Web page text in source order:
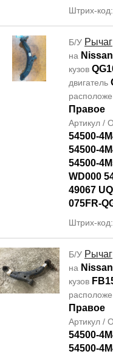
Штрих-
Б/У Рычаг
на
кузов
двигатель
Правое
Артикул /
54500-
54500-
54500-
WD000
49067
075FR-
Штрих-
Б/У Рычаг
на
кузов
Правое
Артикул /
54500-
54500-